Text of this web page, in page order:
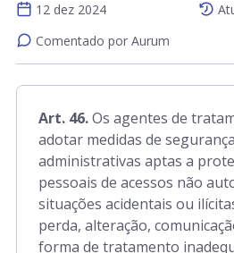
Art. 23 a 32
Art. 37 a 45
Art. 46 a 51
Comentado por Aurum
12 dez 2024
Art. 46.Os agentes de
adotar medidas de
administrativas aptas a
pessoais de acessos não
situações acidentais ou
perda, alteração,
forma de tratamento